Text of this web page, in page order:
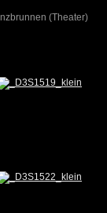
(Theater)